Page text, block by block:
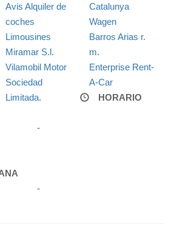
Avis Alquiler de
coches
Catalunya
Wagen
Limousines
Miramar S.l.
Barros Arias r.
m.
Vilamobil Motor
Sociedad
Limitada.
Enterprise Rent-
A-Car
HORARIO
-
-